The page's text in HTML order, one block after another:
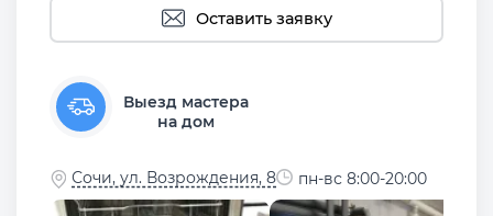
Оставить заявку
Выезд мастера
на дом
Сочи, ул. Возрождения, 8 пн-вс 8:00-20:00